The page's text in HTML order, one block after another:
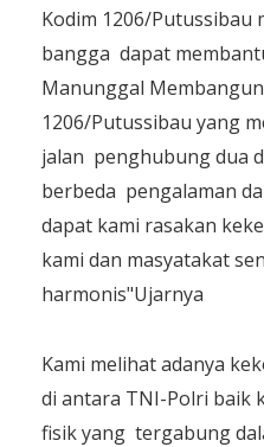
Kodim 1206/Putussibau
bangga dapat
Manunggal
1206/Putussibau yang
jalan penghubung dua
berbeda pengalaman
dapat kami rasakan
kami dan masyatakat
harmonis"Ujarnya
Kami melihat adanya
di antara TNI-Polri baik
fisik yang tergabung